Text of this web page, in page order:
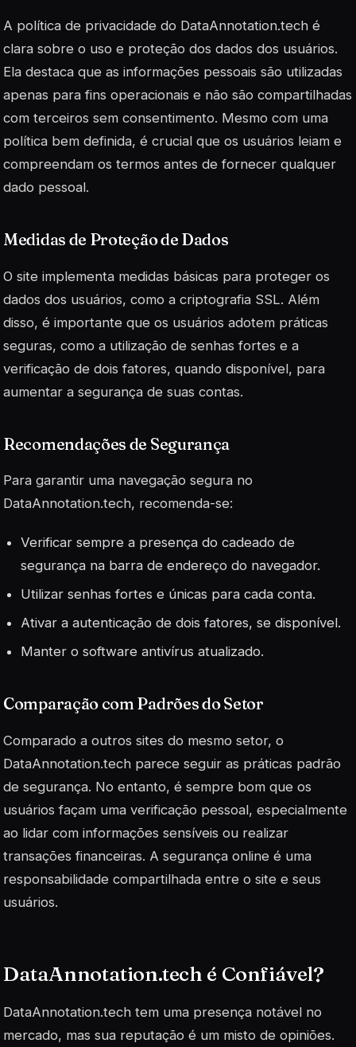
A política de privacidade do DataAnnotation.tech é
clara sobre o uso e proteção dos dados dos usuários.
Ela destaca que as informações pessoais são utilizadas
apenas para fins operacionais e não são compartilhadas
com terceiros sem consentimento. Mesmo com uma
política bem definida, é crucial que os usuários leiam e
compreendam os termos antes de fornecer qualquer
dado pessoal.
Medidas de Proteção de Dados
O site implementa medidas básicas para proteger os
dados dos usuários, como a criptografia SSL. Além
disso, é importante que os usuários adotem práticas
seguras, como a utilização de senhas fortes e a
verificação de dois fatores, quando disponível, para
aumentar a segurança de suas contas.
Recomendações de Segurança
Para garantir uma navegação segura no
DataAnnotation.tech, recomenda-se:
Verificar sempre a presença do cadeado de
segurança na barra de endereço do navegador.
Utilizar senhas fortes e únicas para cada conta.
Ativar a autenticação de dois fatores, se disponível.
Manter o software antivírus atualizado.
Comparação com Padrões do Setor
Comparado a outros sites do mesmo setor, o
DataAnnotation.tech parece seguir as práticas padrão
de segurança. No entanto, é sempre bom que os
usuários façam uma verificação pessoal, especialmente
ao lidar com informações sensíveis ou realizar
transações financeiras. A segurança online é uma
responsabilidade compartilhada entre o site e seus
usuários.
DataAnnotation.tech é Confiável?
DataAnnotation.tech tem uma presença notável no
mercado, mas sua reputação é um misto de opiniões.